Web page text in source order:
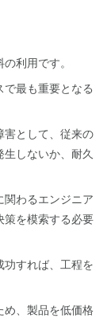
利用です。
最も重要となる
害として、従来の
しないか、耐久
わるエンジニア
策を模索する必要
すれば、工程を
め、製品を低価格